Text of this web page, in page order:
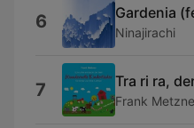
6 Gardenia
Ninajirachi
7 Tra ri ra,
Frank